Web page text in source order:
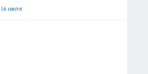
16 июля